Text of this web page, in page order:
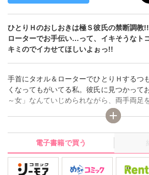
ひとりＨのおしおきは極Ｓ彼氏の禁断調教
ローターでお手伝い…って、イキそうなト
キミのでイカせてほしいよぉっ!!
手首にタオル＆ローターでひとりＨするつ
くなってもがいてる私。彼氏に見つかって
～女」なんていじめられながら、両手両足
装着。微妙な強さで震えるアソコ…こんな
いよぅ。もうキミ以外の前でひとりＨしな
レを挿れて、奥まで突いて思いっきり掻き
電子書籍で買う